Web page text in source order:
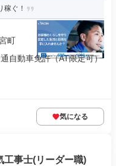
稼ぐ！
町
自動車免許（AT限定可）
気になる
工事士(リーダー職)